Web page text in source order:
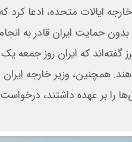
بدون حمایت ایران قادر به
گفته‌اند که ایران روز جمعه
همچنین، وزیر خارجه
بر عهده داشتند، درخواست